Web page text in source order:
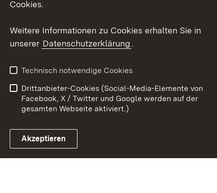
Youtube
Link zum Landesportal
Kontakt
Datenschutz
Barrierefreiheit
Impressum Cookies
Cookies.
Weitere Informationen zu Cookies erhalten Sie in
unserer Datenschutzerklärung.
Technisch notwendige Cookies
Drittanbieter-Cookies (Social-Media-Elemente von
Facebook, X / Twitter und Google werden auf der
gesamten Webseite aktiviert.)
Akzeptieren